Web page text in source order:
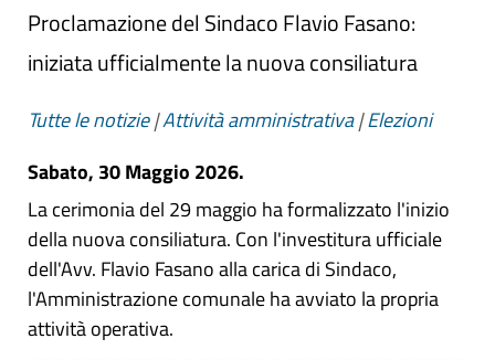
Proclamazione del Sindaco Flavio Fasano:
iniziata ufficialmente la nuova consiliatura
Tutte le notizie|Attività amministrativa|Elezioni
Sabato, 30 Maggio 2026.
La cerimonia del 29 maggio ha formalizzato l'inizio
della nuova consiliatura. Con l'investitura ufficiale
dell'Avv. Flavio Fasano alla carica di Sindaco,
l'Amministrazione comunale ha avviato la propria
attività operativa.